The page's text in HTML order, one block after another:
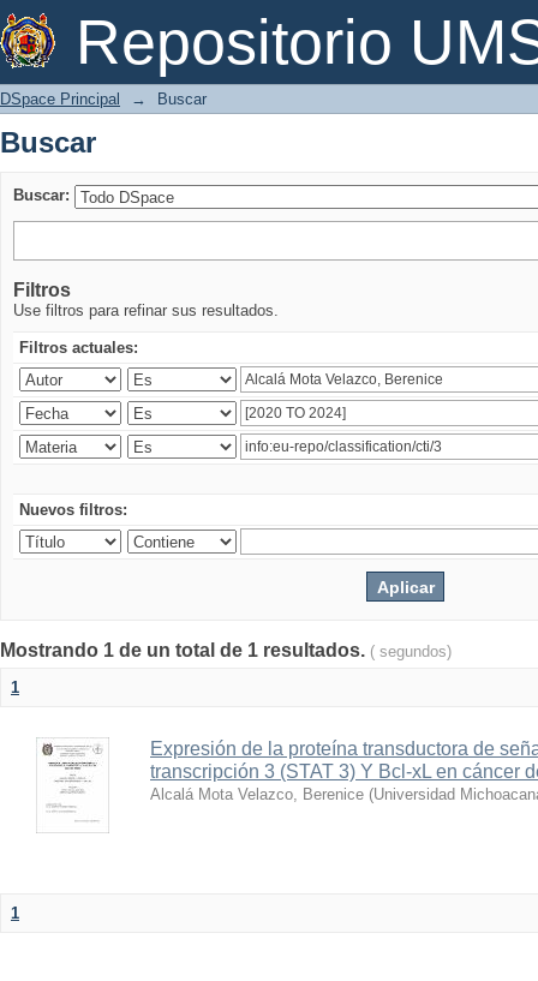
Repositorio
Buscar
DSpace Principal → Buscar
Buscar
Buscar:
Filtros
Use filtros para refinar sus resultados.
Filtros actuales:
Nuevos filtros:
Mostrando 1 de un total de 1 resultados. ( segundos)
1
Expresión de la proteína transductora de
transcripción 3 (STAT 3) Y Bcl-xL en cáncer
Alcalá Mota Velazco, Berenice (Universidad
1